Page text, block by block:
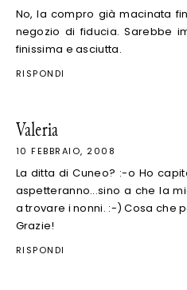
No, la compro già macinata
negozio di fiducia. Sarebbe
finissima e asciutta.
RISPONDI
Valeria
10 FEBBRAIO, 2008
La ditta di Cuneo? :-o Ho
aspetteranno...sino a che la
a trovare i nonni. :-) Cosa che
Grazie!
RISPONDI